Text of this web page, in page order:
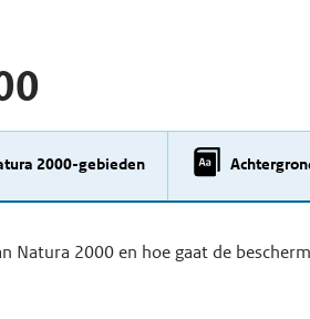
2000-gebieden
Natura 2000 en hoe gaat de